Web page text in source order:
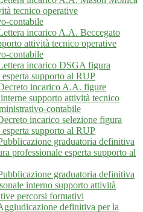
tecnico operative
contabile
incarico A.A. Beccegato
attività tecnico operative
contabile
incarico DSGA figura
supporto al RUP
incarico A.A. figure
supporto attività tecnico
contabile
incarico selezione figura
supporto al RUP
graduatoria definitiva
professionale esperta supporto al
graduatoria definitiva
interno supporto attività
percorsi formativi
definitiva per la